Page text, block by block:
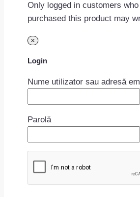
Only logged in customers
purchased this product may
×
Login
Nume utilizator sau adresă
Parolă